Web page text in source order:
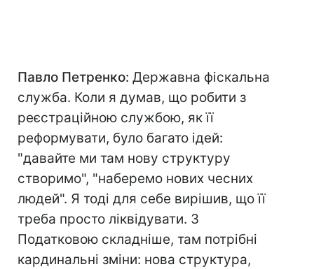
Павло Петренко: Державна фіскальна
служба. Коли я думав, що робити з
реєстраційною службою, як її
реформувати, було багато ідей:
"давайте ми там нову структуру
створимо", "наберемо нових чесних
людей". Я тоді для себе вирішив, що її
треба просто ліквідувати. З
Податковою складніше, там потрібні
кардинальні зміни: нова структура,